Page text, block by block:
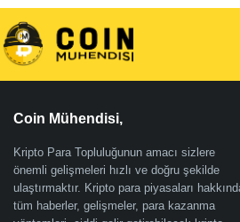
Coin Mühendisi,
Kripto Para Topluluğunun amacı sizlere
önemli gelişmeleri hızlı ve doğru şekilde
ulaştırmaktır. Kripto para piyasaları
tüm haberler, gelişmeler, para kazanma